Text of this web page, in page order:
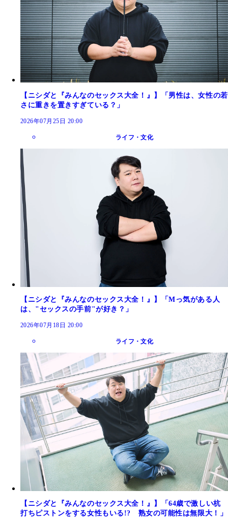
【ニシダと『みんなのセックス大全！』】「男性は、女性の若
さに重きを置きすぎている？」
2026年07月25日 20:00
ライフ・文化
【ニシダと『みんなのセックス大全！』】「Mっ気がある人
は、"セックスの手前"が好き？」
2026年07月18日 20:00
ライフ・文化
【ニシダと『みんなのセックス大全！』】「64歳で激しい杭
打ちピストンをする女性もいる!? 熟女の可能性は無限大！」